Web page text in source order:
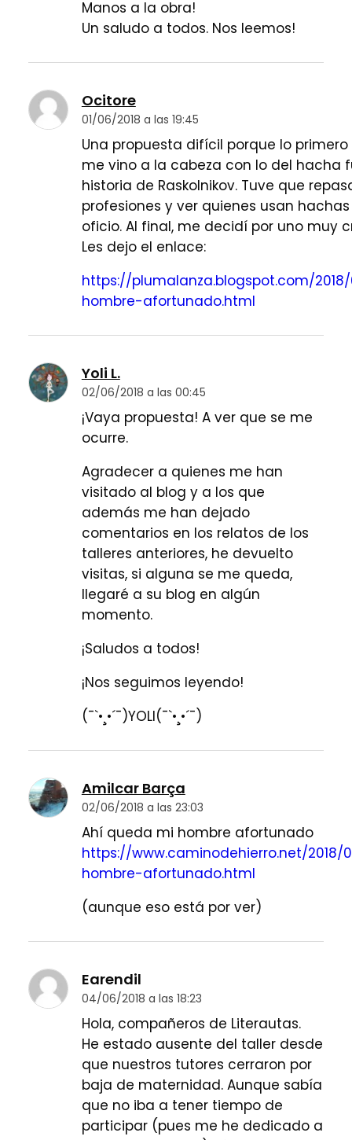
Manos a la obra!
Un saludo a todos. Nos leemos!
Ocitore
01/06/2018 a las 19:45
Una propuesta difícil porque lo
me vino a la cabeza con lo del hacha
historia de Raskolnikov. Tuve que
profesiones y ver quienes usan
oficio. Al final, me decidí por uno muy
Les dejo el enlace:
https://plumalanza.blogspot.com/
hombre-afortunado.html
Yoli L.
02/06/2018 a las 00:45
¡Vaya propuesta! A ver que se me
ocurre.
Agradecer a quienes me han
visitado al blog y a los que
además me han dejado
comentarios en los relatos de los
talleres anteriores, he devuelto
visitas, si alguna se me queda,
llegaré a su blog en algún
momento.
¡Saludos a todos!
¡Nos seguimos leyendo!
(¯`•¸•´¯)YOLI(¯`•¸•´¯)
Amilcar Barça
02/06/2018 a las 23:03
Ahí queda mi hombre afortunado
https://www.caminodehierro.net/2018/
hombre-afortunado.html
(aunque eso está por ver)
Earendil
04/06/2018 a las 18:23
Hola, compañeros de Literautas.
He estado ausente del taller desde
que nuestros tutores cerraron por
baja de maternidad. Aunque sabía
que no iba a tener tiempo de
participar (pues me he dedicado a